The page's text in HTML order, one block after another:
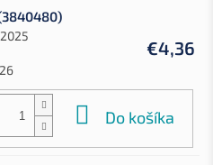
€4,36
Do košíka